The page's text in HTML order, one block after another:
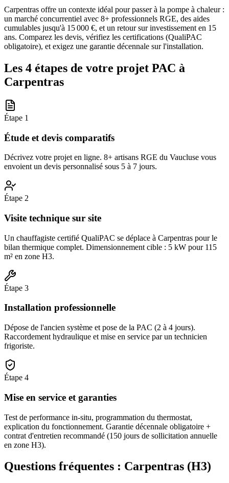
Carpentras offre un contexte idéal pour passer à la pompe à chaleur :
un marché concurrentiel avec 8+ professionnels RGE, des aides
cumulables jusqu'à 15 000 €, et un retour sur investissement en 15
ans. Comparez les devis, vérifiez les certifications (QualiPAC
obligatoire), et exigez une garantie décennale sur l'installation.
Les 4 étapes de votre projet PAC à
Carpentras
Étape 1
Étude et devis comparatifs
Décrivez votre projet en ligne. 8+ artisans RGE du Vaucluse vous
envoient un devis personnalisé sous 5 à 7 jours.
Étape 2
Visite technique sur site
Un chauffagiste certifié QualiPAC se déplace à Carpentras pour le
bilan thermique complet. Dimensionnement cible : 5 kW pour 115
m² en zone H3.
Étape 3
Installation professionnelle
Dépose de l'ancien système et pose de la PAC (2 à 4 jours).
Raccordement hydraulique et mise en service par un technicien
frigoriste.
Étape 4
Mise en service et garanties
Test de performance in-situ, programmation du thermostat,
explication du fonctionnement. Garantie décennale obligatoire +
contrat d'entretien recommandé (150 jours de sollicitation annuelle
en zone H3).
Questions fréquentes : Carpentras (H3)